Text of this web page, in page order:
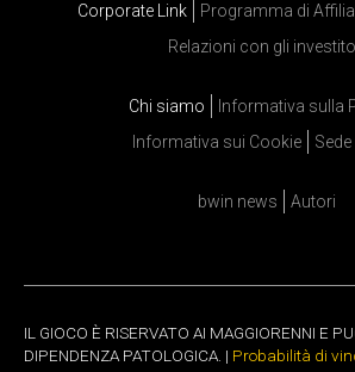
Corporate Link Programma di
Relazioni con gli
Chi siamo
Informativa sulla
Informativa sui Cookie
bwin news Autori
IL GIOCO È RISERVATO AI MAGGIORENNI E
DIPENDENZA PATOLOGICA. | Probabilità di